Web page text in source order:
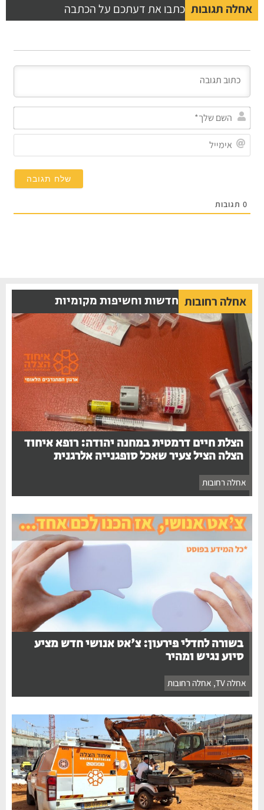
אחלה תגובות כתבו את דעתכם על הכתבה
0תגובות
אחלה רחובות חדשות וחשיפות מקומיות
הצלת חיים דרמטית במחנה יהודה: רופא איחוד
הצלה הציל צעיר שאכל סופגנייה אלרגנית
אחלה רחובות
בשורה לחדלי פירעון: צ'אט אנושי חדש מציע
סיוע נגיש ומהיר
אחלה TV , אחלה רחובות